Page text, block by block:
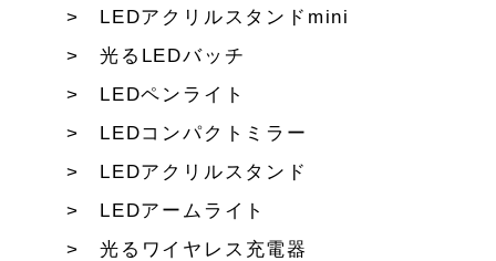
LEDアクリルスタンドmini
光るLEDバッチ
LEDペンライト
LEDコンパクトミラー
LEDアクリルスタンド
LEDアームライト
光るワイヤレス充電器